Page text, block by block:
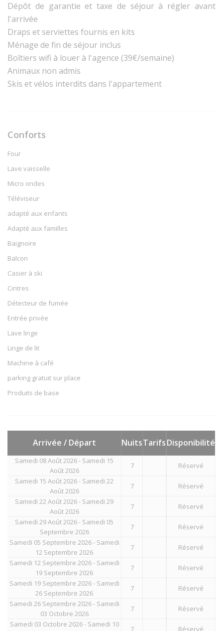
Dépôt de garantie et taxe de séjour à régler avant
l'arrivée
Draps et serviettes fournis en kits
Ménage de fin de séjour inclus
Boîtiers wifi à louer à l'agence (39€/semaine)
Animaux non admis
Skis et vélos interdits dans l'appartement
Conforts
Four
Lave vaisselle
Micro ondes
Téléviseur
adapté aux enfants
Adapté aux familles
Baignoire
Balcon
Casier à ski
Cintres
Détecteur de fumée
Entrée privée
Lave linge
Linge de lit
Machine à café
parking gratuit sur place
Produits de base
Arrivée / Départ NuitsTarifsDisponibilité
Samedi 08 Août 2026 - Samedi 15
Août 2026
7
Réservé
Samedi 15 Août 2026 - Samedi 22
Août 2026
7
Réservé
Samedi 22 Août 2026 - Samedi 29
Août 2026
7
Réservé
Samedi 29 Août 2026 - Samedi 05
Septembre 2026
7
Réservé
Samedi 05 Septembre 2026 - Samedi
12 Septembre 2026
7
Réservé
Samedi 12 Septembre 2026 - Samedi
19 Septembre 2026
7
Réservé
Samedi 19 Septembre 2026 - Samedi
26 Septembre 2026
7
Réservé
Samedi 26 Septembre 2026 - Samedi
03 Octobre 2026
7
Réservé
Samedi 03 Octobre 2026 - Samedi 10
7 Réservé